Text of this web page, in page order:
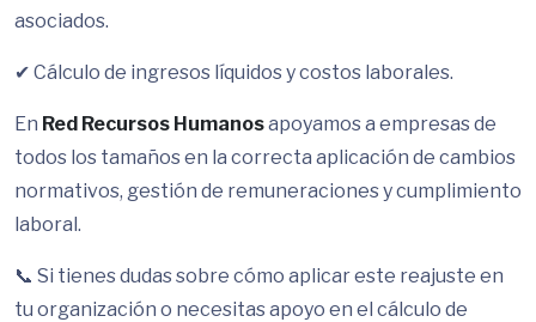
asociados.
✔ Cálculo de ingresos líquidos y costos laborales.
En Red Recursos Humanosapoyamos a empresas de
todos los tamaños en la correcta aplicación de cambios
normativos, gestión de remuneraciones y cumplimiento
laboral.
📞 Si tienes dudas sobre cómo aplicar este reajuste en
tu organización o necesitas apoyo en el cálculo de